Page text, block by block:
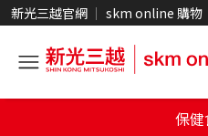
新光三越官網 skm online 購物
保